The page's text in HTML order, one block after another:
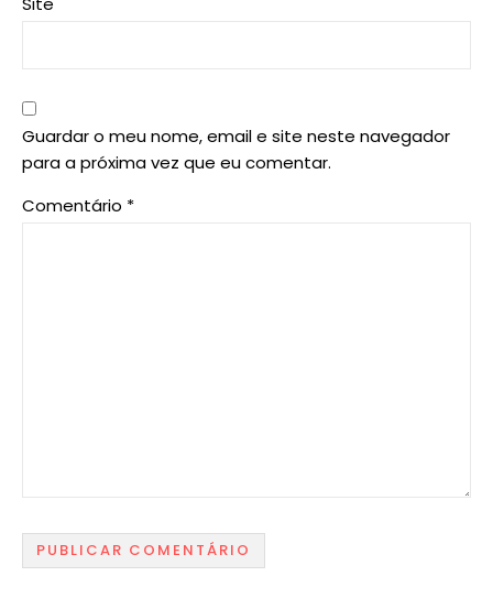
Guardar o meu nome, email e site neste navegador
para a próxima vez que eu comentar.
Comentário *